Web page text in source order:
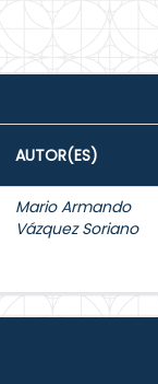
AUTOR(ES)
Mario Armando
Vázquez Soriano